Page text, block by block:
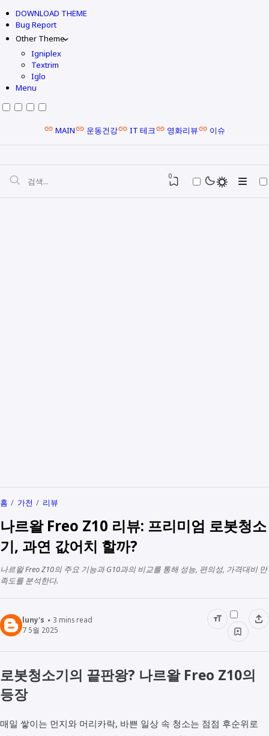
DOWNLOAD THEME
Bug Report
Other Theme
Igniplex
Textrim
Iglo
Menu
MAIN 운동건강 IT 테크 영화리뷰 이슈
0
홈 가전 리뷰
나르왈 Freo Z10 리뷰: 프리미엄 로봇청소
기, 과연 값어치 할까?
나르왈 Freo Z10의 주요 기능과 G10과의 비교를 통해 성능, 편의성, 가격대비 만
족도를 분석한다.
luny's 3 mins read
7 5월 2025
로봇청소기의 끝판왕? 나르왈 Freo Z10의
등장
매일 쌓이는 먼지와 머리카락, 바쁜 일상 속 청소는 점점 후순위로